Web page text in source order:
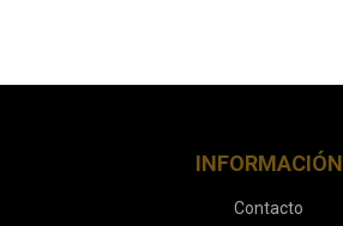
INFORMACIÓN
Contacto